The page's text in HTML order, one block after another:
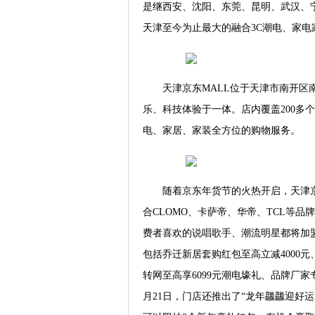
是继西安、沈阳、东莞、昆明、武汉
天津至今为止最大的融合3C潮电、家
天津京东MALL位于天津市南开区
乐、科技体验于一体。店内覆盖200多
电、家居、家装全方位的购物服务。
随着京东年货节的火热开启，天
合CLOMO、卡萨帝、华帝、TCL等品
费者喜欢的说唱歌手、潮流明星都将
包括乔迁新居套购红包至高立减4000
转网至高享6099元潮电壕礼、品牌厂
月21日，门店还推出了“龙年龘龘迎好